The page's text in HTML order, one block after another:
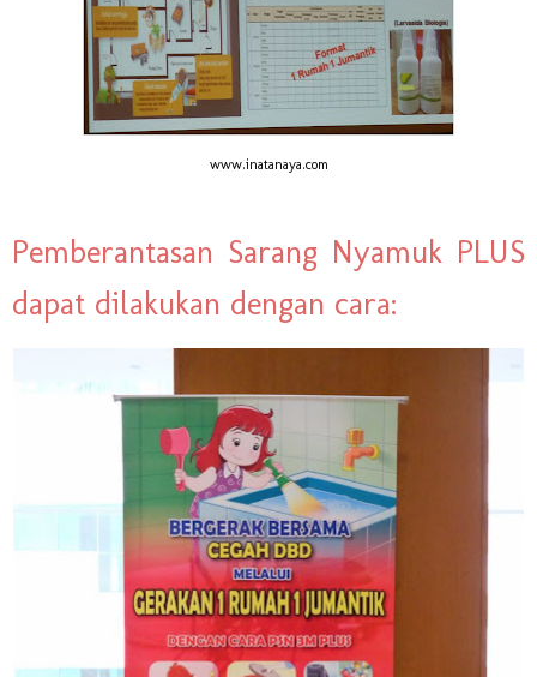
www.inatanaya.com
Pemberantasan Sarang Nyamuk PLUS
dapat dilakukan dengan cara: